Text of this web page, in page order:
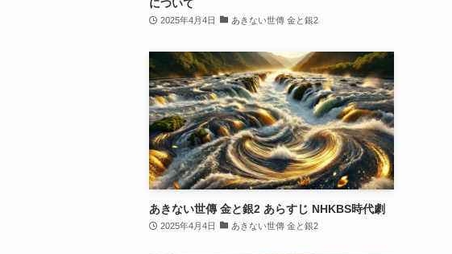
について
2025年4月4日 あきない世傳 金と銀2
あきない世傳 金と銀2 あらすじ NHKBS時代劇
2025年4月4日 あきない世傳 金と銀2